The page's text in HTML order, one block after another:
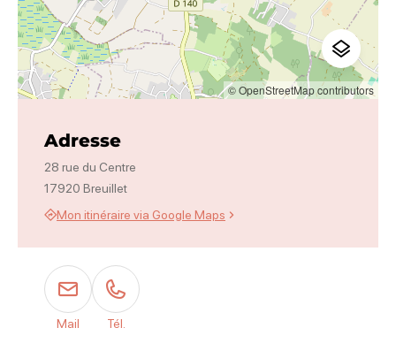
© OpenStreetMap contributors
Adresse
28 rue du Centre
17920 Breuillet
Mon itinéraire via Google Maps
Mail Tél.